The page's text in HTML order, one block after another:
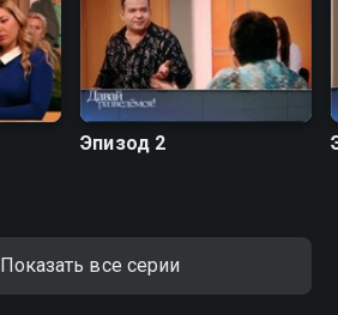
Эпизод 2
Показать все серии